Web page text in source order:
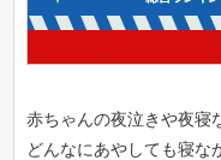
赤ちゃんの夜泣きや夜寝
どんなにあやしても寝な